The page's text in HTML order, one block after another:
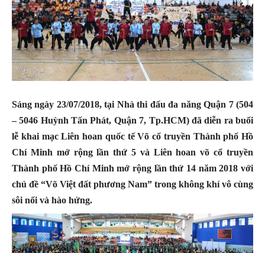
Sáng ngày 23/07/2018, tại Nhà thi đấu đa năng Quận 7 (504
– 5046 Huỳnh Tấn Phát, Quận 7, Tp.HCM) đã diễn ra buổi
lễ khai mạc Liên hoan quốc tế Võ cổ truyền Thành phố Hồ
Chí Minh mở rộng lần thứ 5 và Liên hoan võ cổ truyền
Thành phố Hồ Chí Minh mở rộng lần thứ 14 năm 2018 với
chủ đề “Võ Việt đất phương Nam” trong không khí vô cùng
sôi nổi và hào hứng.